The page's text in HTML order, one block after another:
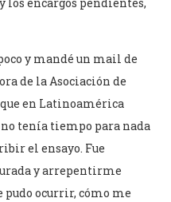
los encargos pendientes,
y mandé un mail de
de la Asociación de
en Latinoamérica
tenía tiempo para nada
el ensayo. Fue
y arrepentirme
pudo ocurrir, cómo me